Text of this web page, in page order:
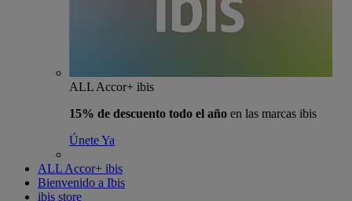
ALL Accor+ ibis
15% de descuento todo el año en las marcas ibis
Únete Ya
ALL Accor+ ibis
Bienvenido a Ibis
ibis store